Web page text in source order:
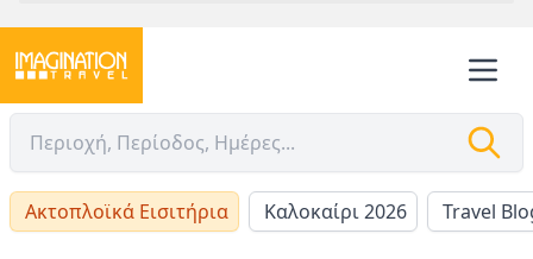
Ακτοπλοϊκά Εισιτήρια Καλοκαίρι 2026 Travel